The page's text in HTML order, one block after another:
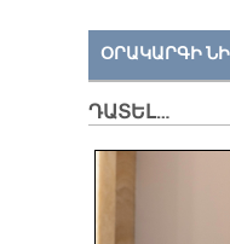
ՕՐԱԿԱՐԳԻ
ԴԱՏԵԼ…